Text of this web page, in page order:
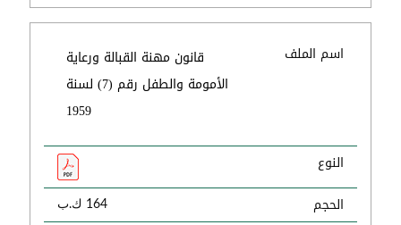
اسم الملف
قانون مهنة القبالة ورعاية
الأمومة والطفل رقم (7) لسنة
1959
النوع
الحجم
164 ك.ب